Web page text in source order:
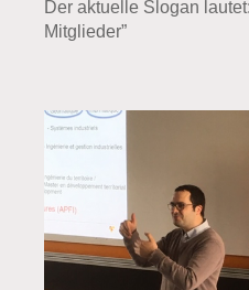
Der aktuelle Slogan
Mitglieder”